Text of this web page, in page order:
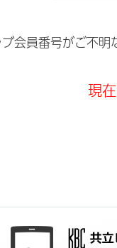
会員番号がご不
現